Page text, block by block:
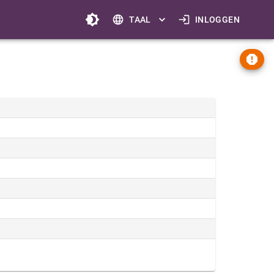
TAAL INLOGGEN